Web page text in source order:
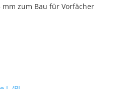
mm zum Bau für Vorfächer